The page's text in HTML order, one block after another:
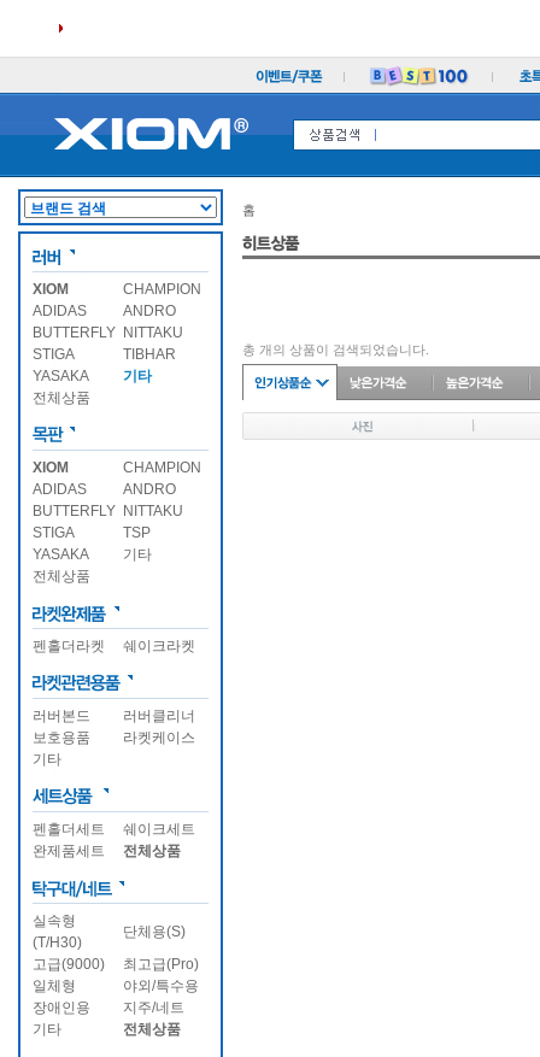
XIOM
CHAMPION
ADIDAS
ANDRO
BUTTERFLY NITTAKU
STIGA
TIBHAR
YASAKA
기타
전체상품
XIOM
CHAMPION
ADIDAS
ANDRO
BUTTERFLY NITTAKU
STIGA
TSP
YASAKA
기타
전체상품
펜홀더라켓 쉐이크라켓
러버본드
러버클리너
보호용품
라켓케이스
기타
펜홀더세트
쉐이크세트
완제품세트
전체상품
실속형
(T/H30)
단체용(S)
고급(9000)
최고급(Pro)
일체형
야외/특수용
장애인용
지주/네트
기타
전체상품
홈
총 개의 상품이 검색되었습니다.